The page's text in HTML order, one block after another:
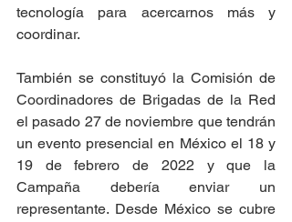
tecnología para acercarnos más y
coordinar.
También se constituyó la Comisión de
Coordinadores de Brigadas de la Red
el pasado 27 de noviembre que tendrán
un evento presencial en México el 18 y
19 de febrero de 2022 y que la
Campaña debería enviar un
representante. Desde México se cubre